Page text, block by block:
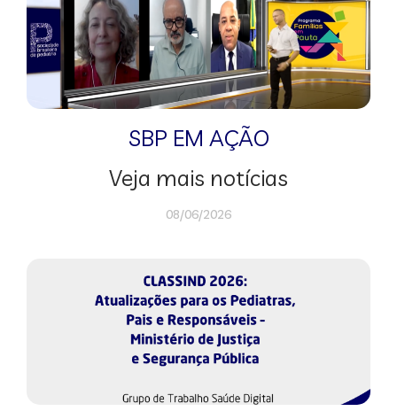
SBP EM AÇÃO
Veja mais notícias
08/06/2026